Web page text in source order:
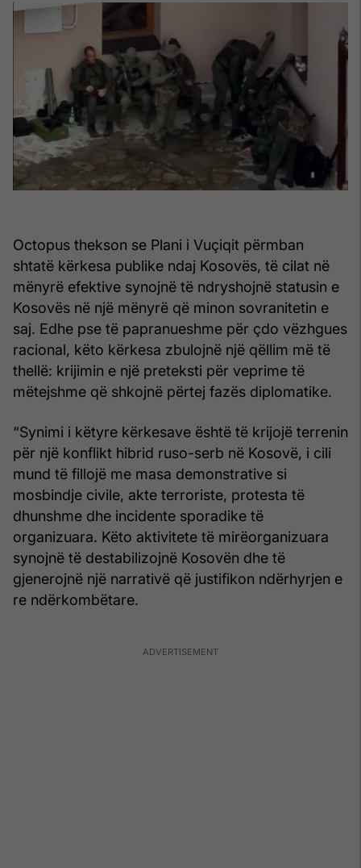
Octopus thekson se Plani i Vuçiqit përmban
shtatë kërkesa publike ndaj Kosovës, të cilat në
mënyrë efektive synojnë të ndryshojnë statusin e
Kosovës në një mënyrë që minon sovranitetin e
saj. Edhe pse të papranueshme për çdo vëzhgues
racional, këto kërkesa zbulojnë një qëllim më të
thellë: krijimin e një preteksti për veprime të
mëtejshme që shkojnë përtej fazës diplomatike.
“Synimi i këtyre kërkesave është të krijojë terrenin
për një konflikt hibrid ruso-serb në Kosovë, i cili
mund të fillojë me masa demonstrative si
mosbindje civile, akte terroriste, protesta të
dhunshme dhe incidente sporadike të
organizuara. Këto aktivitete të mirëorganizuara
synojnë të destabilizojnë Kosovën dhe të
gjenerojnë një narrativë që justifikon ndërhyrjen e
re ndërkombëtare.